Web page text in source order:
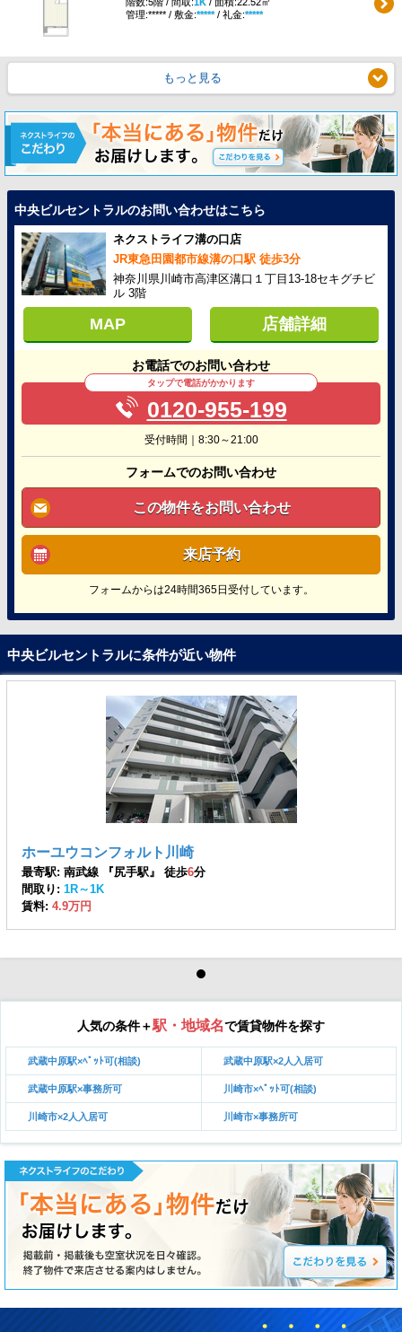
管理:***** / 敷金:*****/ 礼金:*****
もっと見る
中央ビルセントラルのお問い合わせはこちら
ネクストライフ溝の口店
JR東急田園都市線溝の口駅 徒歩3分
神奈川県川崎市高津区溝口１丁目13-18セキグチビ
ル 3階
MAP 店舗詳細
お電話でのお問い合わせ
タップで電話がかかります
0120-955-199
受付時間｜8:30～21:00
フォームでのお問い合わせ
この物件をお問い合わせ
来店予約
フォームからは24時間365日受付しています。
中央ビルセントラルに条件が近い物件
ホーユウコンフォルト川崎
最寄駅: 南武線 『尻手駅』 徒歩6分
間取り: 1R～1K
賃料: 4.9万円
人気の条件＋駅・地域名で賃貸物件を探す
武蔵中原駅×ﾍﾟｯﾄ可(相談) 武蔵中原駅×2人入居可
武蔵中原駅×事務所可 川崎市×ﾍﾟｯﾄ可(相談)
川崎市×2人入居可 川崎市×事務所可